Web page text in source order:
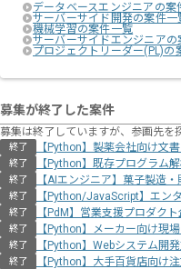
データベースエンジニアの案
サーバーサイド開発の案件一
機械学習の案件一覧
サーバーサイドエンジニアの
プロジェクトリーダー(PL)の
募集が終了した案件
募集は終了していますが、参画先を
終了 【Python】製薬会社向け文
終了 【Python】既存プログラム
終了 【AIエンジニア】菓子製造
終了 【Python/JavaScript】エン
終了 【PdM】営業支援プロダク
終了 【Python】メーカー向け現
終了 【Python】Webシステム開
終了
【Python】大手百貨店向け